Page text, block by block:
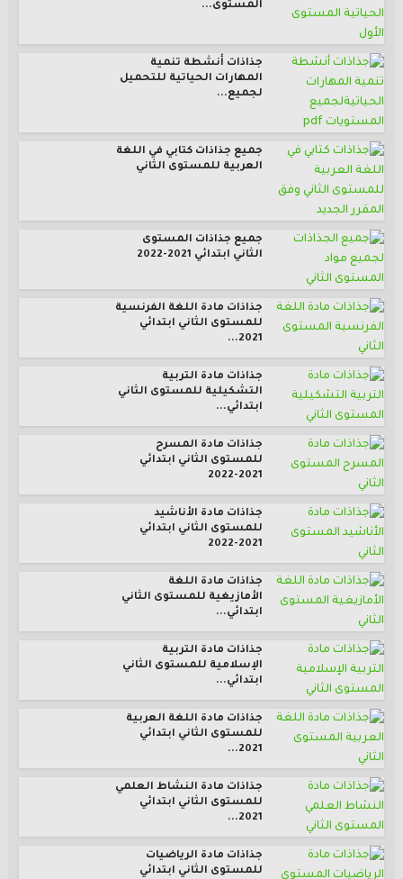
المستوى...
جذاذات أنشطة تنمية
المهارات الحياتية للتحميل
لجميع...
جميع جذاذات كتابي في اللغة
العربية للمستوى الثاني
جميع جذاذات المستوى
الثاني ابتدائي 2021-2022
جذاذات مادة اللغة الفرنسية
للمستوى الثاني ابتدائي
2021...
جذاذات مادة التربية
التشكيلية للمستوى الثاني
ابتدائي...
جذاذات مادة المسرح
للمستوى الثاني ابتدائي
2021-2022
جذاذات مادة الأناشيد
للمستوى الثاني ابتدائي
2021-2022
جذاذات مادة اللغة
الأمازيغية للمستوى الثاني
ابتدائي...
جذاذات مادة التربية
الإسلامية للمستوى الثاني
ابتدائي...
جذاذات مادة اللغة العربية
للمستوى الثاني ابتدائي
2021...
جذاذات مادة النشاط العلمي
للمستوى الثاني ابتدائي
2021...
جذاذات مادة الرياضيات
للمستوى الثاني ابتدائي